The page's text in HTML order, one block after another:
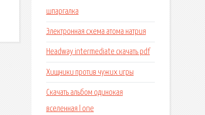
шпаргалка
Электронная схема атома натрия
Headway intermediate скачать pdf
Хищники против чужих игры
Скачать альбом одинокая
вселенная l one